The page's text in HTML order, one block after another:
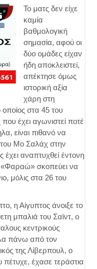
Το ματς δεν είχε
καμία
βαθμολογική
σημασία, αφού οι
δύο ομάδες είχαν
ήδη αποκλειστεί,
απέκτησε όμως
ιστορική αξία
χάρη στη
στα 45 του
έχει αγωνιστεί ποτέ
είναι πιθανό να
Μο Σαλάχ στην
αναπτυχθεί έντονη
«Φαραώ» σκοπεύει να
μόλις στα 26 του
η Αίγυπτος άνοιξε το
μπαλιά του Σαϊντ, ο
κεντρικούς
πάνω από τον
της Λίβερπουλ, ο
έχασε τεράστια